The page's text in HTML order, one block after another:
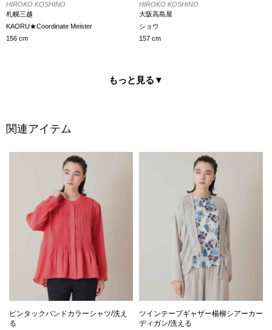
HIROKO KOSHINO
札幌三越
KAORU★Coordinate Meister
156 cm
HIROKO KOSHINO
大阪高島屋
ショウ
157 cm
もっと見る ▼
関連アイテム
ピンタックバンドカラーシャツ/洗え
る
ツインテープギャザー楊柳シアーカー
ディガン/洗える